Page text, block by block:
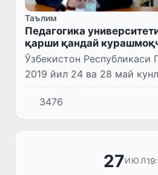
Таълим
Педагогика
қарши қандай
Ўзбекистон Республикаси
2019 йил 24 ва 28 май
муассасалари раҳбарлари
билан бўлган учрашувда
даргоҳларидаги
3476
27ИЮЛ